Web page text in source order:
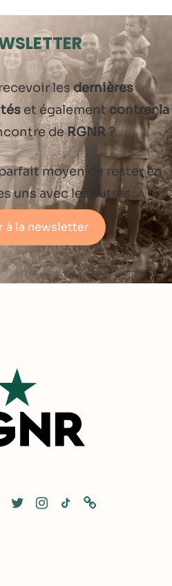
lesdernières
et également contrer la
deRGNR?
moyen de rester en
uns avec les autres.
à la newsletter